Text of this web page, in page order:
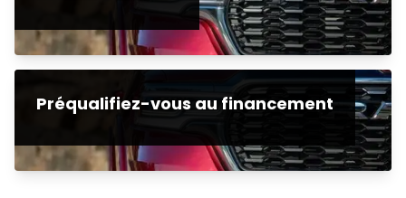
Préqualifiez-vous au financement